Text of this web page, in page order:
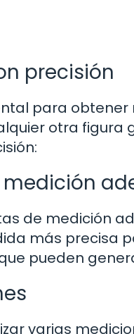
precisión
para
otra figura
de medición
más precisa
pueden
varias